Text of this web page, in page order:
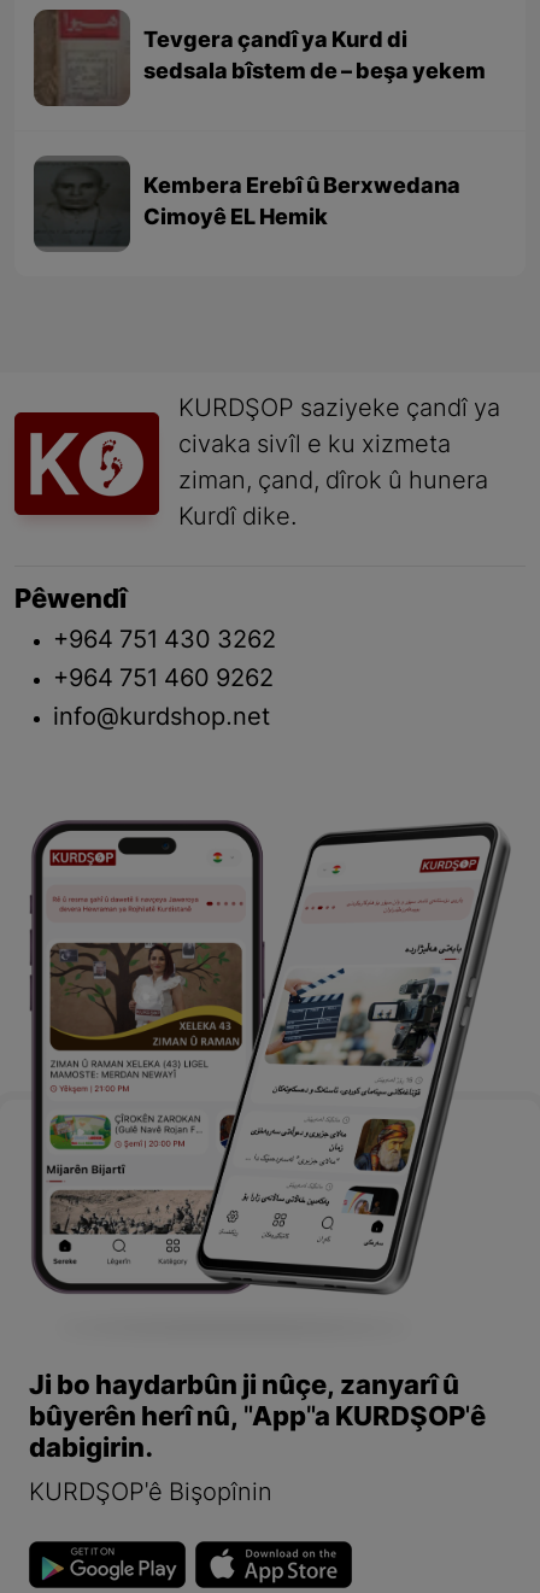
Tevgera çandî ya Kurd di
sedsala bîstem de – beşa yekem
Kembera Erebî û Berxwedana
Cimoyê EL Hemik
KURDŞOP saziyeke çandî ya
civaka sivîl e ku xizmeta
ziman, çand, dîrok û hunera
Kurdî dike.
Pêwendî
+964 751 430 3262
+964 751 460 9262
info@kurdshop.net
Ji bo haydarbûn ji nûçe, zanyarî û
bûyerên herî nû, "App"a KURDŞOP'ê
dabigirin.
KURDŞOP'ê Bişopînin